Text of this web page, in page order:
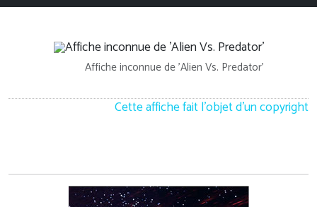
Affiche inconnue de 'Alien Vs. Predator'
Cette affiche fait l'objet d'un copyright